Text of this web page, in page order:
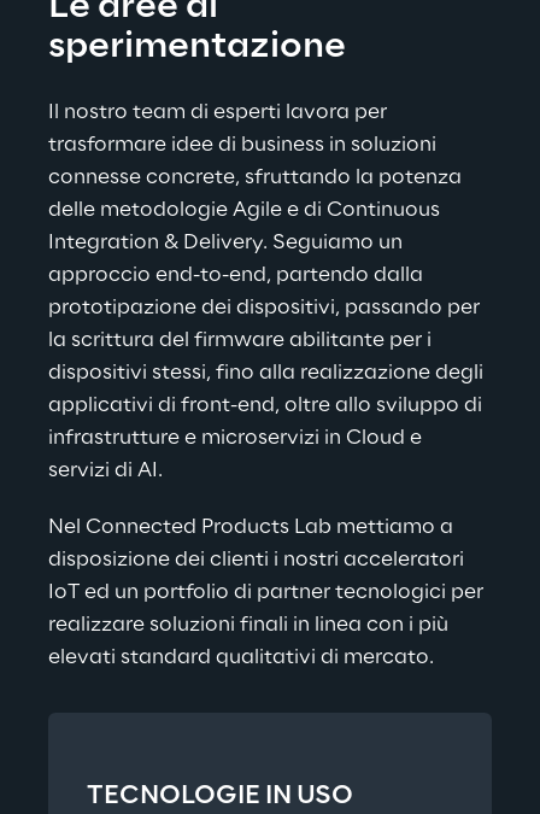
sperimentazione
Il nostro team di esperti lavora per
trasformare idee di business in soluzioni
connesse concrete, sfruttando la potenza
delle metodologie Agile e di Continuous
Integration & Delivery. Seguiamo un
approccio end-to-end, partendo dalla
prototipazione dei dispositivi, passando per
la scrittura del firmware abilitante per i
dispositivi stessi, fino alla realizzazione degli
applicativi di front-end, oltre allo sviluppo di
infrastrutture e microservizi in Cloud e
servizi di AI.
Nel Connected Products Lab mettiamo a
disposizione dei clienti i nostri acceleratori
IoT ed un portfolio di partner tecnologici per
realizzare soluzioni finali in linea con i più
elevati standard qualitativi di mercato.
TECNOLOGIE IN USO